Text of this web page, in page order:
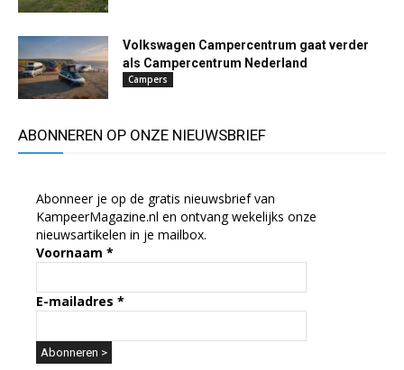
Volkswagen Campercentrum gaat verder
als Campercentrum Nederland
Campers
ABONNEREN OP ONZE NIEUWSBRIEF
Abonneer je op de gratis nieuwsbrief van
KampeerMagazine.nl en ontvang wekelijks onze
nieuwsartikelen in je mailbox.
Voornaam *
E-mailadres *